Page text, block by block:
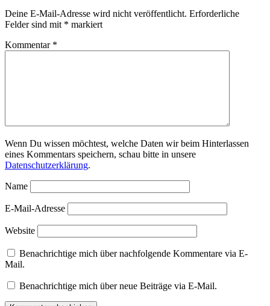
Deine E-Mail-Adresse wird nicht veröffentlicht. Erforderliche
Felder sind mit * markiert
Kommentar *
Wenn Du wissen möchtest, welche Daten wir beim Hinterlassen
eines Kommentars speichern, schau bitte in unsere
Datenschutzerklärung.
Name
E-Mail-Adresse
Website
Benachrichtige mich über nachfolgende Kommentare via E-
Mail.
Benachrichtige mich über neue Beiträge via E-Mail.